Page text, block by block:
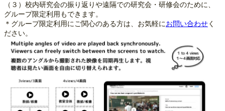
（３）校内研究会の振り返りや遠隔での研究会・研修会のために、
グループ限定利用もできます。
＊グループ限定利用にご関心のある方は、お気軽にお問い合わせく
ださい。